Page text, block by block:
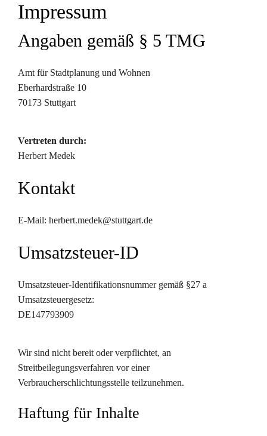
Impressum
Angaben gemäß § 5 TMG
Amt für Stadtplanung und Wohnen
Eberhardstraße 10
70173 Stuttgart
Vertreten durch:
Herbert Medek
Kontakt
E-Mail: herbert.medek@stuttgart.de
Umsatzsteuer-ID
Umsatzsteuer-Identifikationsnummer gemäß §27 a
Umsatzsteuergesetz:
DE147793909
Wir sind nicht bereit oder verpflichtet, an
Streitbeilegungsverfahren vor einer
Verbraucherschlichtungsstelle teilzunehmen.
Haftung für Inhalte